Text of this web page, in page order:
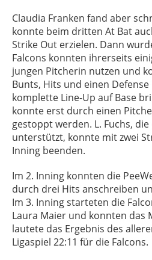
Claudia Franken fand aber
konnte beim dritten At Bat
Strike Out erzielen. Dann
Falcons konnten ihrerseits
jungen Pitcherin nutzen und
Bunts, Hits und einen
komplette Line-Up auf Base
konnte erst durch einen
gestoppt werden. L. Fuchs,
unterstützt, konnte mit zwei
Inning beenden.
Im 2. Inning konnten die
durch drei Hits anschreiben
Im 3. Inning starteten die
Laura Maier und konnten das
lautete das Ergebnis des
Ligaspiel 22:11 für die Falcons.